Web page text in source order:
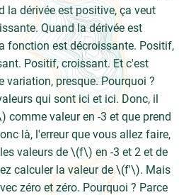
la dérivée est positive, ça veut
Quand la dérivée est
fonction est décroissante. Positif,
Positif, croissant. Et c'est
variation, presque. Pourquoi ?
qui sont ici et ici. Donc, il
valeur en -3 et que prend
là, l'erreur que vous allez faire,
valeurs de \(f\) en -3 et 2 et de
calculer la valeur de \(f'\). Mais
zéro et zéro. Pourquoi ? Parce